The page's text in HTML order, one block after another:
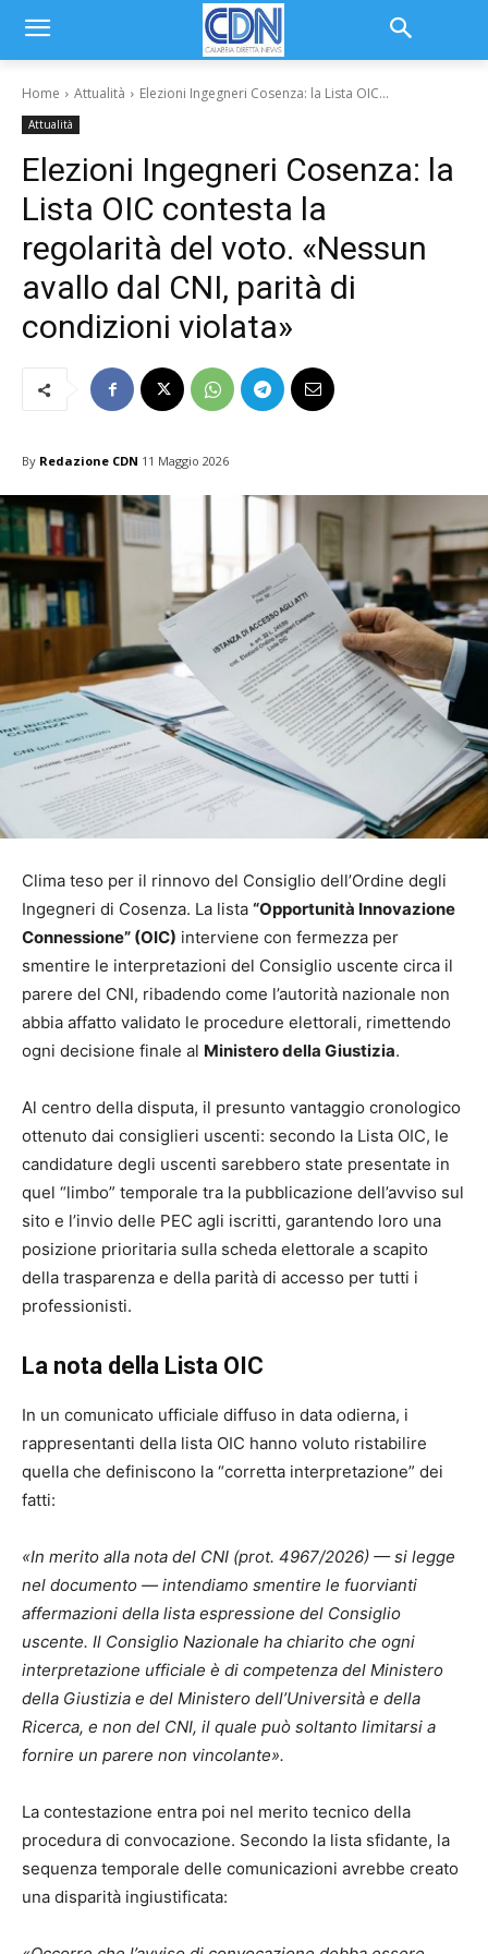
Home Attualità Elezioni Ingegneri Cosenza: la Lista OIC...
Attualità
Elezioni Ingegneri Cosenza: la
Lista OIC contesta la
regolarità del voto. «Nessun
avallo dal CNI, parità di
condizioni violata»
By Redazione CDN 11 Maggio 2026
Clima teso per il rinnovo del Consiglio dell’Ordine degli
Ingegneri di Cosenza. La lista “Opportunità Innovazione
Connessione” (OIC) interviene con fermezza per
smentire le interpretazioni del Consiglio uscente circa il
parere del CNI, ribadendo come l’autorità nazionale non
abbia affatto validato le procedure elettorali, rimettendo
ogni decisione finale al Ministero della Giustizia.
Al centro della disputa, il presunto vantaggio cronologico
ottenuto dai consiglieri uscenti: secondo la Lista OIC, le
candidature degli uscenti sarebbero state presentate in
quel “limbo” temporale tra la pubblicazione dell’avviso sul
sito e l’invio delle PEC agli iscritti, garantendo loro una
posizione prioritaria sulla scheda elettorale a scapito
della trasparenza e della parità di accesso per tutti i
professionisti.
La nota della Lista OIC
In un comunicato ufficiale diffuso in data odierna, i
rappresentanti della lista OIC hanno voluto ristabilire
quella che definiscono la “corretta interpretazione” dei
fatti:
«In merito alla nota del CNI (prot. 4967/2026) — si legge
nel documento — intendiamo smentire le fuorvianti
affermazioni della lista espressione del Consiglio
uscente. Il Consiglio Nazionale ha chiarito che ogni
interpretazione ufficiale è di competenza del Ministero
della Giustizia e del Ministero dell’Università e della
Ricerca, e non del CNI, il quale può soltanto limitarsi a
fornire un parere non vincolante».
La contestazione entra poi nel merito tecnico della
procedura di convocazione. Secondo la lista sfidante, la
sequenza temporale delle comunicazioni avrebbe creato
una disparità ingiustificata: